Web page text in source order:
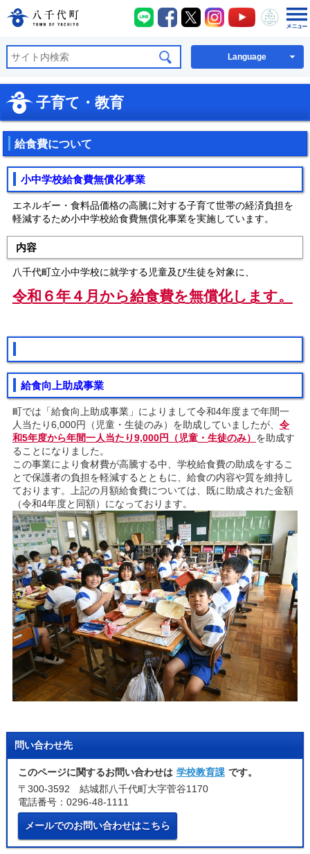
八千代町公式ホームページ
八千代町LINE
八千代町Facebook
八千代町X八千代町Instagram
八千代町
八千
Language
子育て・教育
給食費について
小中学校給食費無償化事業
エネルギー・食料品価格の高騰に対する子育て世帯の経済負担を
軽減するため小中学校給食費無償化事業を実施しています。
内容
八千代町立小中学校に就学する児童及び生徒を対象に、
令和６年４月から給食費を無償化します。
給食向上助成事業
町では「給食向上助成事業」によりまして令和4年度まで年間一
人当たり6,000円（児童・生徒のみ）を助成していましたが、 令
和5年度から年間一人当たり9,000円（児童・生徒のみ） を助成す
ることになりました。
この事業により食材費が高騰する中、学校給食費の助成をするこ
とで保護者の負担を軽減するとともに、給食の内容や質を維持し
ております。上記の月額給食費については、既に助成された金額
（令和4年度と同額）になっております。
問い合わせ先
このページに関するお問い合わせは 学校教育課 です。
〒300-3592 結城郡八千代町大字菅谷1170
電話番号：0296-48-1111
メールでのお問い合わせはこちら